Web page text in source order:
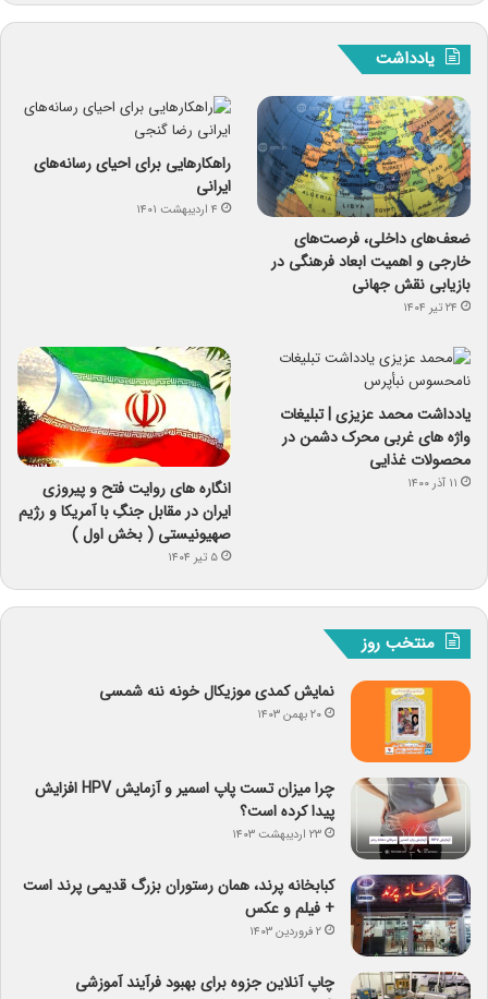
یادداشت
ضعف‌های داخلی، فرصت‌های
خارجی و اهمیت ابعاد فرهنگی در
بازیابی نقش جهانی
۲۴ تیر ۱۴۰۴
راهکارهایی برای احیای رسانه‌های
ایرانی
۴ اردیبهشت ۱۴۰۱
یادداشت محمد عزیزی | تبلیغات
واژه های غربی محرک دشمن در
محصولات غذایی
۱۱ آذر ۱۴۰۰
انگاره های روایت فتح و پیروزی
ایران در مقابل جنگِ با آمریکا و رژیم
صهیونیستی ( بخش اول )
۵ تیر ۱۴۰۴
منتخب روز
نمایش کمدی موزیکال خونه ننه شمسی
۲۰ بهمن ۱۴۰۳
چرا میزان تست پاپ اسمیر و آزمایش HPV افزایش
پیدا کرده است؟
۲۳ اردیبهشت ۱۴۰۳
کبابخانه پرند، همان رستوران بزرگ قدیمی پرند است
+ فیلم و عکس
۲ فروردین ۱۴۰۳
چاپ آنلاین جزوه برای بهبود فرآیند آموزشی